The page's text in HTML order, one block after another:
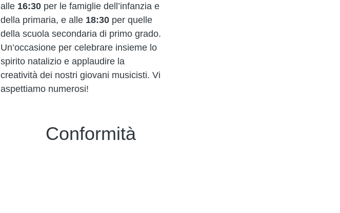
alle 16:30 per le famiglie dell’infanzia e
della primaria, e alle 18:30 per quelle
della scuola secondaria di primo grado.
Un’occasione per celebrare insieme lo
spirito natalizio e applaudire la
creatività dei nostri giovani musicisti. Vi
aspettiamo numerosi!
Conformità